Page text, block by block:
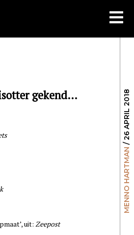
MENNO HARTMAN
/ 26 APRIL 2018
gekend…
uit: Zeepost